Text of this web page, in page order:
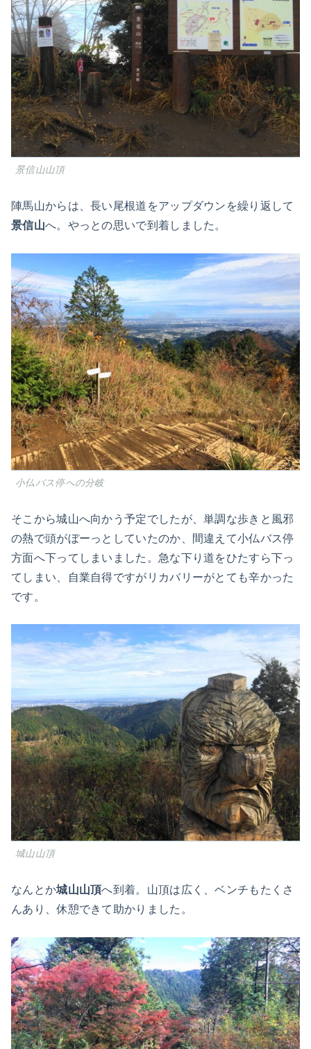
景信山山頂
陣馬山からは、長い尾根道をアップダウンを繰り返して
景信山へ。やっとの思いで到着しました。
小仏バス停への分岐
そこから城山へ向かう予定でしたが、単調な歩きと風邪
の熱で頭がぼーっとしていたのか、間違えて小仏バス停
方面へ下ってしまいました。急な下り道をひたすら下っ
てしまい、自業自得ですがリカバリーがとても辛かった
です。
城山山頂
なんとか城山山頂へ到着。山頂は広く、ベンチもたくさ
んあり、休憩できて助かりました。